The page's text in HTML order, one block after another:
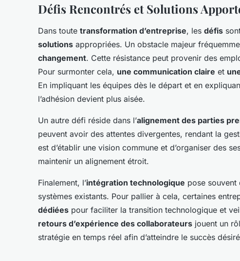
Défis Rencontrés et Solutions
Dans toute transformation d’entreprise, les défis
solutions appropriées. Un obstacle majeur
changement. Cette résistance peut provenir des
Pour surmonter cela, une communication claire et
En impliquant les équipes dès le départ et en
l’adhésion devient plus aisée.
Un autre défi réside dans l’alignement des parties
peuvent avoir des attentes divergentes, rendant la
est d’établir une vision commune et d’organiser des
maintenir un alignement étroit.
Finalement, l’intégration technologique pose souvent
systèmes existants. Pour pallier à cela, certaines
dédiées pour faciliter la transition technologique et
retours d’expérience des collaborateurs jouent un
stratégie en temps réel afin d’atteindre le succès